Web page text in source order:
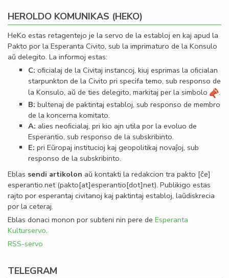
HEROLDO KOMUNIKAS (HEKO)
HeKo estas retagentejo je la servo de la establoj en kaj apud la
Pakto por la Esperanta Civito, sub la imprimaturo de la Konsulo
aŭ delegito. La informoj estas:
C: oﬁcialaj de la Civitaj instancoj, kiuj esprimas la oﬁcialan
starpunkton de la Civito pri specifa temo, sub responso de
la Konsulo, aŭ de ties delegito, markitaj per la simbolo
.
B: bultenaj de paktintaj establoj, sub responso de membro
de la koncerna komitato.
A: alies neoﬁcialaj, pri kio ajn utila por la evoluo de
Esperantio, sub responso de la subskribinto.
E: pri Eŭropaj institucioj kaj geopolitikaj novaĵoj, sub
responso de la subskribinto.
Eblas sendi artikolon aŭ kontakti la redakcion tra pakto [ĉe]
esperantio.net(pakto[at]esperantio[dot]net). Publikigo estas
rajto por esperantaj civitanoj kaj paktintaj establoj, laŭdiskrecia
por la ceteraj.
Eblas donaci monon por subteni nin pere de Esperanta
Kulturservo.
RSS-servo
TELEGRAM